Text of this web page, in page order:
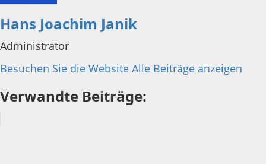
Hans Joachim Janik
Administrator
Besuchen Sie die Website Alle Beiträge anzeigen
Verwandte Beiträge: